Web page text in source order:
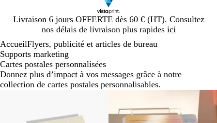
Livraison 6 jours OFFERTE dès 60 € (HT). Consultez
nos délais de livraison plus rapides ici
Diapositive
1
AccueilFlyers, publicité et articles de bureau
Supports marketing
Cartes postales personnalisées
Donnez plus d’impact à vos messages grâce à notre
collection de cartes postales personnalisables.